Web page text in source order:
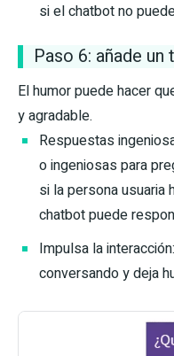
si el chatbot no
Paso 6: añade
El humor puede hacer
y agradable.
Respuestas
o ingeniosas para
si la persona usuaria
chatbot puede
Impulsa la
conversando y deja